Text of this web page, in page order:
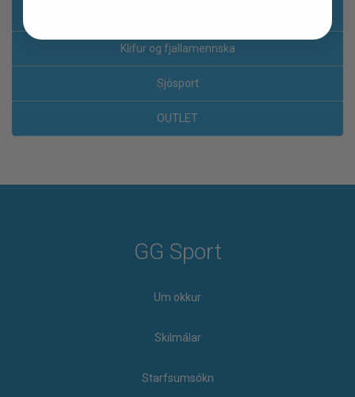
Klifur og fjallamennska
Sjósport
OUTLET
GG Sport
Um okkur
Skilmálar
Starfsumsókn